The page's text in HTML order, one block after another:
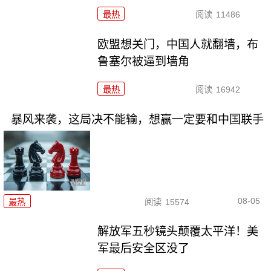
最热 阅读 11486
欧盟想关门，中国人就翻墙，布
鲁塞尔被逼到墙角
最热 阅读 16942
暴风来袭，这局决不能输，想赢一定要和中国联手
最热 阅读 15574 08-05
解放军五秒镜头颠覆太平洋！美
军最后安全区没了